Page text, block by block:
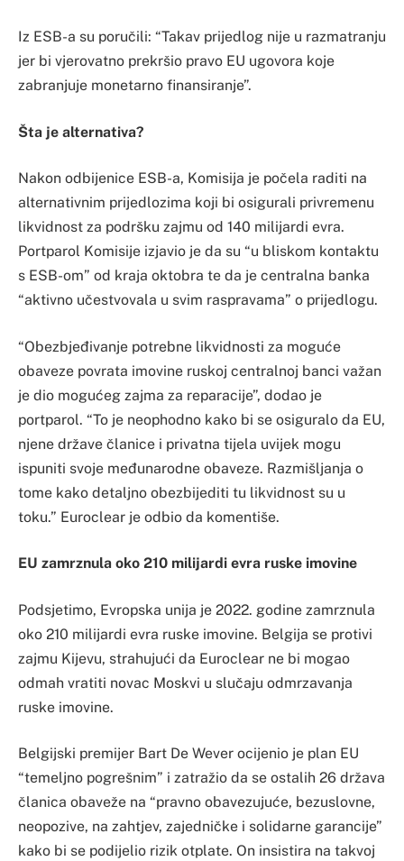
Iz ESB-a su poručili: “Takav prijedlog nije u razmatranju
jer bi vjerovatno prekršio pravo EU ugovora koje
zabranjuje monetarno finansiranje”.
Šta je alternativa?
Nakon odbijenice ESB-a, Komisija je počela raditi na
alternativnim prijedlozima koji bi osigurali privremenu
likvidnost za podršku zajmu od 140 milijardi evra.
Portparol Komisije izjavio je da su “u bliskom kontaktu
s ESB-om” od kraja oktobra te da je centralna banka
“aktivno učestvovala u svim raspravama” o prijedlogu.
“Obezbjeđivanje potrebne likvidnosti za moguće
obaveze povrata imovine ruskoj centralnoj banci važan
je dio mogućeg zajma za reparacije”, dodao je
portparol. “To je neophodno kako bi se osiguralo da EU,
njene države članice i privatna tijela uvijek mogu
ispuniti svoje međunarodne obaveze. Razmišljanja o
tome kako detaljno obezbijediti tu likvidnost su u
toku.” Euroclear je odbio da komentiše.
EU zamrznula oko 210 milijardi evra ruske imovine
Podsjetimo, Evropska unija je 2022. godine zamrznula
oko 210 milijardi evra ruske imovine. Belgija se protivi
zajmu Kijevu, strahujući da Euroclear ne bi mogao
odmah vratiti novac Moskvi u slučaju odmrzavanja
ruske imovine.
Belgijski premijer Bart De Wever ocijenio je plan EU
“temeljno pogrešnim” i zatražio da se ostalih 26 država
članica obaveže na “pravno obavezujuće, bezuslovne,
neopozive, na zahtjev, zajedničke i solidarne garancije”
kako bi se podijelio rizik otplate. On insistira na takvoj